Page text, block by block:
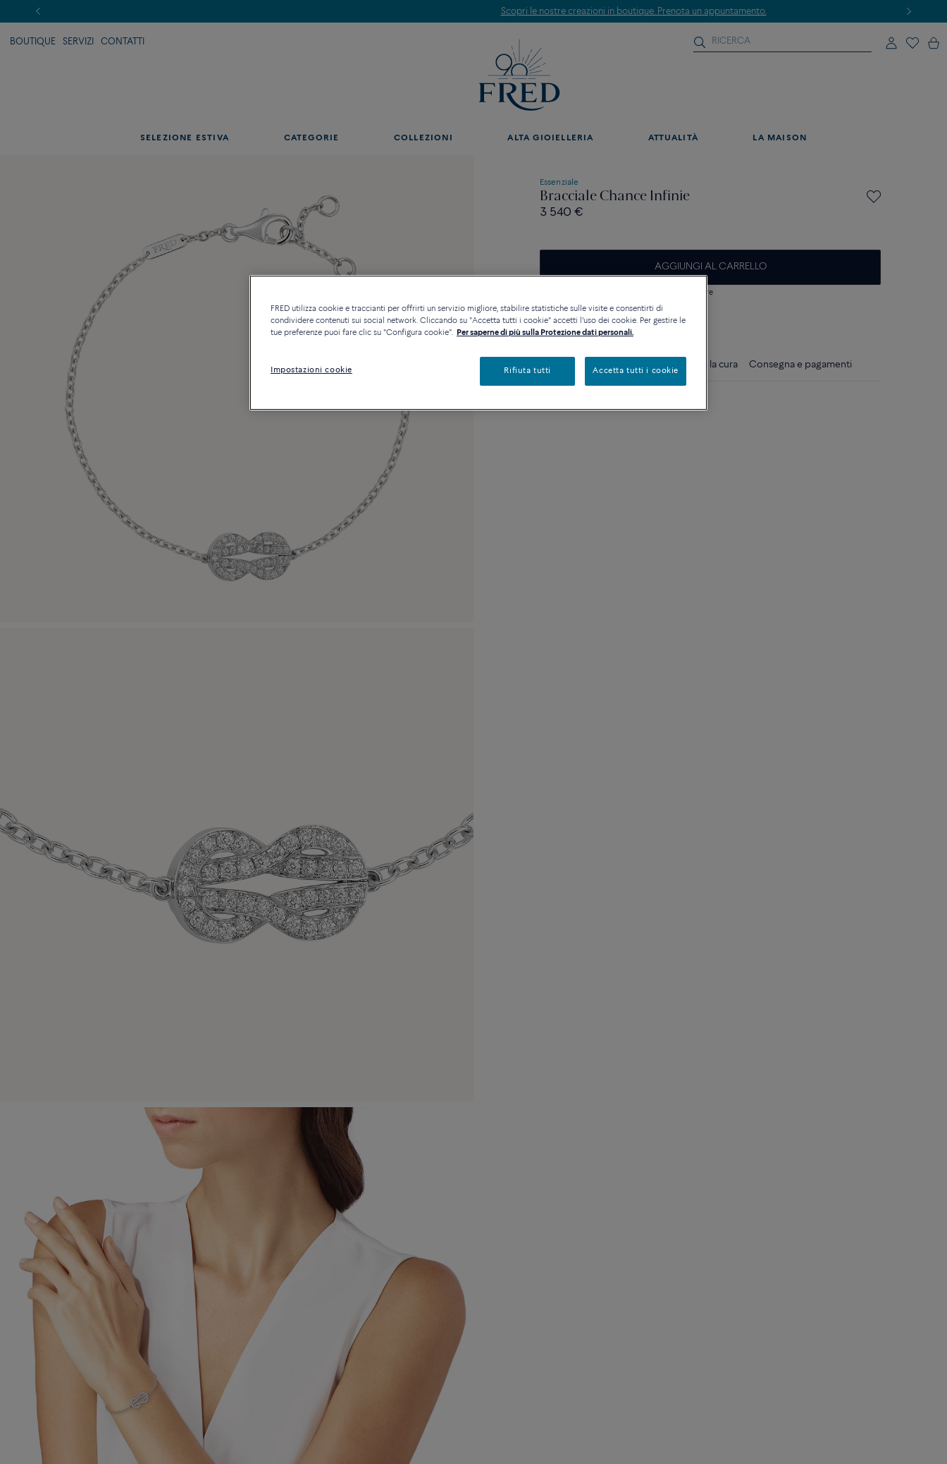
Scopri le nostre creazioni in boutique. Prenota un appuntamento.
BOUTIQUE SERVIZI CONTATTI
SELEZIONE ESTIVA CATEGORIE COLLEZIONI ALTA GIOIELLERIA ATTUALITÀ LA MAISON
Essenziale
Bracciale Chance Infinie
3 540 €
AGGIUNGI AL CARRELLO
Contattataci per qualsiasi domanda sulle misure
Disponibilità in boutique
Descrizione Dettagli Consigli per la cura Consegna e pagamenti
FRED utilizza cookie e traccianti per offrirti un servizio migliore, stabilire statistiche sulle visite e consentirti di
condividere contenuti sui social network. Cliccando su "Accetta tutti i cookie" accetti l'uso dei cookie. Per gestire le
tue preferenze puoi fare clic su "Configura cookie". Per saperne di più sulla Protezione dati personali.
Impostazioni cookie Rifiuta tutti Accetta tutti i cookie